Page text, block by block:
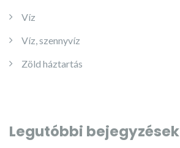
Víz
Víz, szennyvíz
Zöld háztartás
Legutóbbi bejegyzések